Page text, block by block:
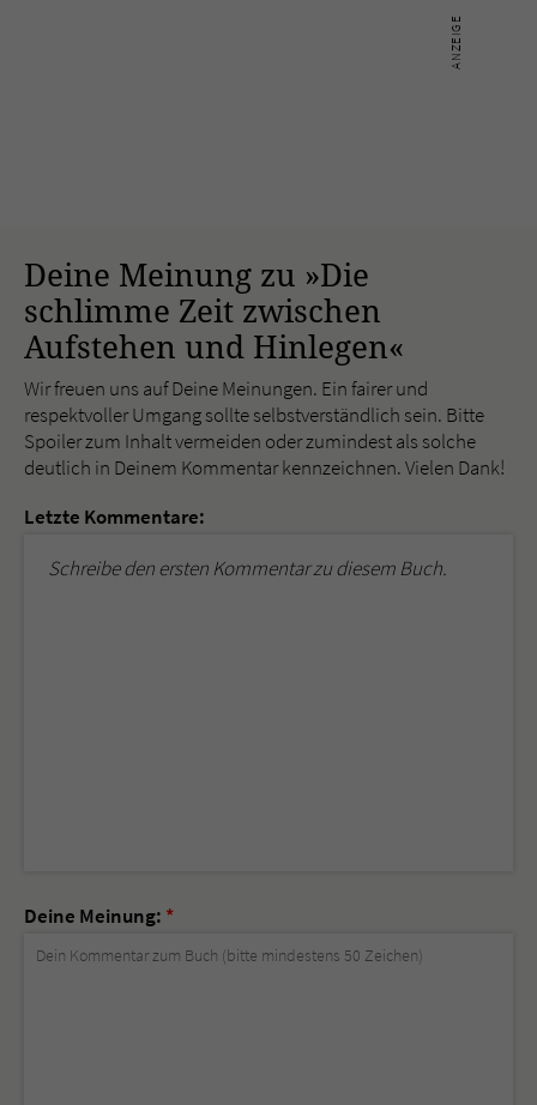
Deine Meinung zu »Die
schlimme Zeit zwischen
Aufstehen und Hinlegen«
Wir freuen uns auf Deine Meinungen. Ein fairer und
respektvoller Umgang sollte selbstverständlich sein. Bitte
Spoiler zum Inhalt vermeiden oder zumindest als solche
deutlich in Deinem Kommentar kennzeichnen. Vielen Dank!
Letzte Kommentare:
Schreibe den ersten Kommentar zu diesem Buch.
Deine Meinung: *